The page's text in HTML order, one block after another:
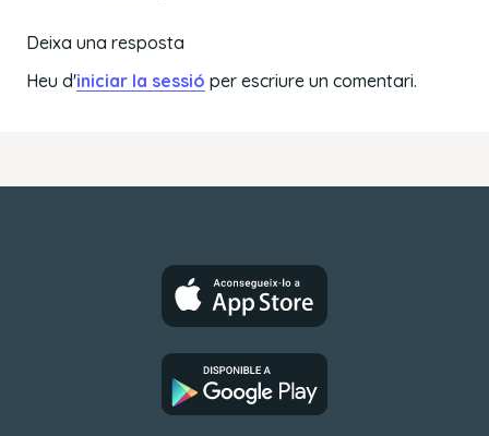
Deixa una resposta
Heu d'iniciar la sessió per escriure un comentari.